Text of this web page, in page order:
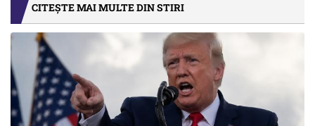
CITEȘTE MAI MULTE DIN STIRI